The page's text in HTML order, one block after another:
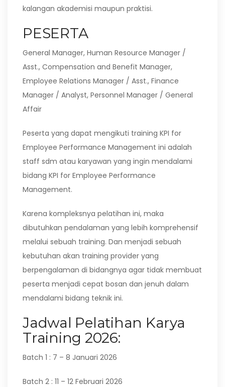
kalangan akademisi maupun praktisi.
PESERTA
General Manager, Human Resource Manager /
Asst., Compensation and Benefit Manager,
Employee Relations Manager / Asst., Finance
Manager / Analyst, Personnel Manager / General
Affair
Peserta yang dapat mengikuti training KPI for
Employee Performance Management ini adalah
staff sdm atau karyawan yang ingin mendalami
bidang KPI for Employee Performance
Management.
Karena kompleksnya pelatihan ini, maka
dibutuhkan pendalaman yang lebih komprehensif
melalui sebuah training. Dan menjadi sebuah
kebutuhan akan training provider yang
berpengalaman di bidangnya agar tidak membuat
peserta menjadi cepat bosan dan jenuh dalam
mendalami bidang teknik ini.
Jadwal Pelatihan Karya
Training 2026:
Batch 1 : 7 – 8 Januari 2026
Batch 2 : 11 – 12 Februari 2026